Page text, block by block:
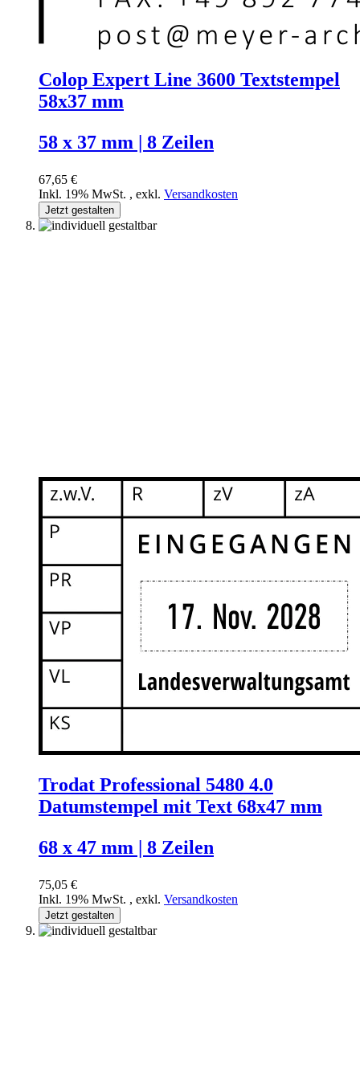
Colop Expert Line 3600 Textstempel
58x37 mm
58 x 37 mm | 8 Zeilen
67,65 €
Inkl. 19% MwSt. , exkl. Versandkosten
Jetzt gestalten
Trodat Professional 5480 4.0
Datumstempel mit Text 68x47 mm
68 x 47 mm | 8 Zeilen
75,05 €
Inkl. 19% MwSt. , exkl. Versandkosten
Jetzt gestalten